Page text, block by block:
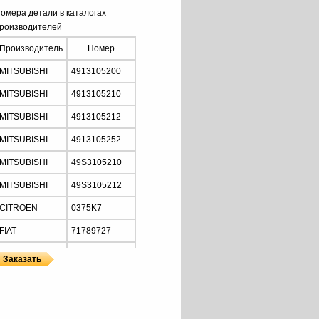
детали в каталогах
Производитель Номер
MITSUBISHI 4913105200
MITSUBISHI 4913105210
MITSUBISHI 4913105212
MITSUBISHI 4913105252
MITSUBISHI 49S3105210
MITSUBISHI 49S3105212
CITROEN 0375K7
FIAT 71789727